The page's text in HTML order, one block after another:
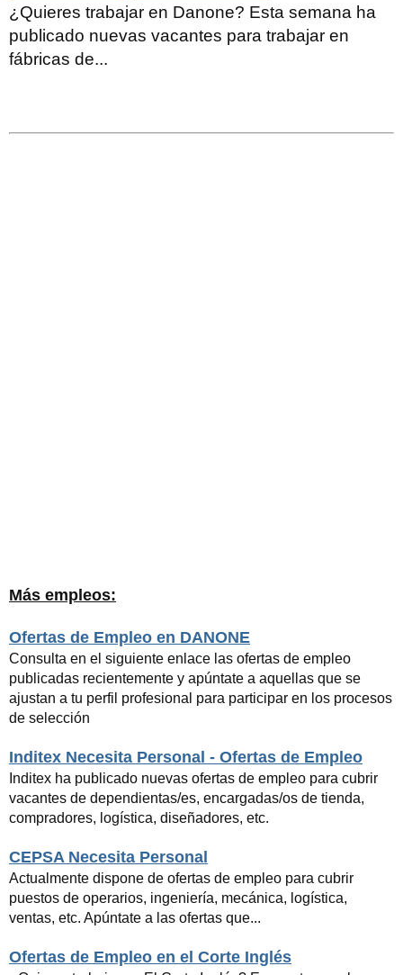
¿Quieres trabajar en Danone? Esta semana ha
publicado nuevas vacantes para trabajar en
fábricas de...
Más empleos:
Ofertas de Empleo en DANONE
Consulta en el siguiente enlace las ofertas de empleo
publicadas recientemente y apúntate a aquellas que se
ajustan a tu perfil profesional para participar en los procesos
de selección
Inditex Necesita Personal - Ofertas de Empleo
Inditex ha publicado nuevas ofertas de empleo para cubrir
vacantes de dependientas/es, encargadas/os de tienda,
compradores, logística, diseñadores, etc.
CEPSA Necesita Personal
Actualmente dispone de ofertas de empleo para cubrir
puestos de operarios, ingeniería, mecánica, logística,
ventas, etc. Apúntate a las ofertas que...
Ofertas de Empleo en el Corte Inglés